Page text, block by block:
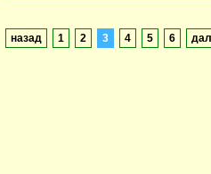
назад 1 2 3 4 5 6